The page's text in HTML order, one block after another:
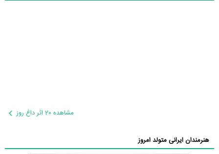
مشاهده 20 اثر داغ روز
هنرمندان ایرانی متولد امروز